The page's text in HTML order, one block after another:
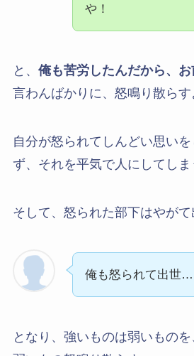
や！
と、 俺も苦労したんだから、お
言わんばかりに、怒鳴り散らす
自分が怒られてしんどい思い
ず、それを平気で人にしてしま
そして、怒られた部下はやがて
俺も怒られて出世
となり、強いものは弱いもの